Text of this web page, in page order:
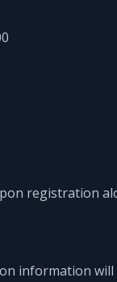
registration
information will